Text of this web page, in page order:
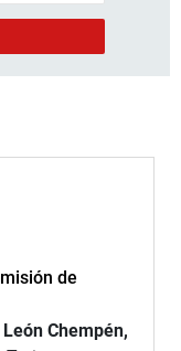
de
Chempén,